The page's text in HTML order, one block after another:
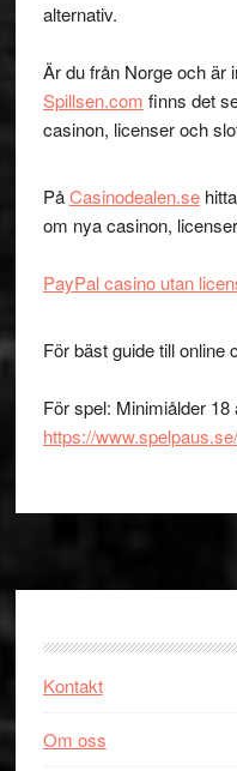
alternativ.
Är du från Norge och är
Spillsen.com finns det
casinon, licenser och
PåCasinodealen.se
om nya casinon,
PayPal casino utan
För bäst guide till online
För spel: Minimiålder
https://www.spelpaus.se/
Kontakt
Om oss